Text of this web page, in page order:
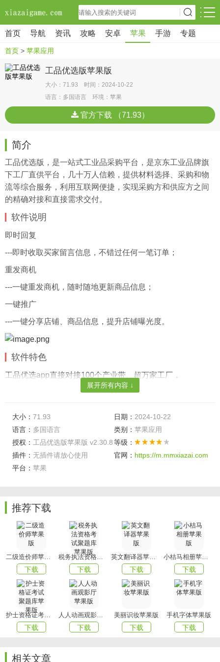
首页 导航 资讯 攻略 安卓 苹果 手游 专题
首页 > 苹果应用
工品优选版苹果版
大小：71.93 时间：2024-10-22
语言：多国语言 环境：苹果
官方下载 （71.93）
简介
工品优选版，是一站式工业品采购平台，是京东工业品牌旗
下工厂直供平台，几十万人信赖，提供材料选择、采购和物
流等综合服务，利用互联网便捷，实现采购方和供应方之间
的精确对接和直接需求交付。
软件说明
即时回复
---即时收取买家留言信息，不错过任何一笔订单；
重发商机
---一键重发商机，随时随地更新商品信息；
一键推广
---一键分享店铺、商品信息，提升店铺曝光度。
软件特色
工品优选app直接对接100个产业带、超万家工厂，
利用专注工业用品十多年的行业经验，
品牌数据库超过300万个SKU，数据库实时更新，
丰富的商品参数信息，选型查价更方便、更精准。
软件功能
大牌必买：精选大牌商品，白菜价格即可入手。
清仓甩卖：清仓商品，低价甩卖，物美价廉。
分类搜索：专业的商品分类，分类搜索更轻松。
在线下单：30秒完成在线注册，手机下单支付，更简单、更
便捷。
以上就是xiazai小编今天为大家带来的工品优选版苹果版，想
要下载更多APP就来
展开所有内容 ↓
大小： 71.93 日期： 2024-10-22
语言： 多国语言 类别： 苹果应用
授权： 工品优选版苹果版 v2.30.8等级：
插件： 无插件请放心使用 官网： https://m.mmxiazai.com
平台： 苹果
推荐下载
二级造价师苹果版
下载
税务执法资格考试聚题库苹果版
下载
英文翻译器苹果版
下载
小桔马相册苹果版
下载
护士资格证考试聚题库苹果版
下载
人人动画观影厅苹果版
下载
美丽识妆苹果版
下载
手机字体苹果版
下载
相关文章